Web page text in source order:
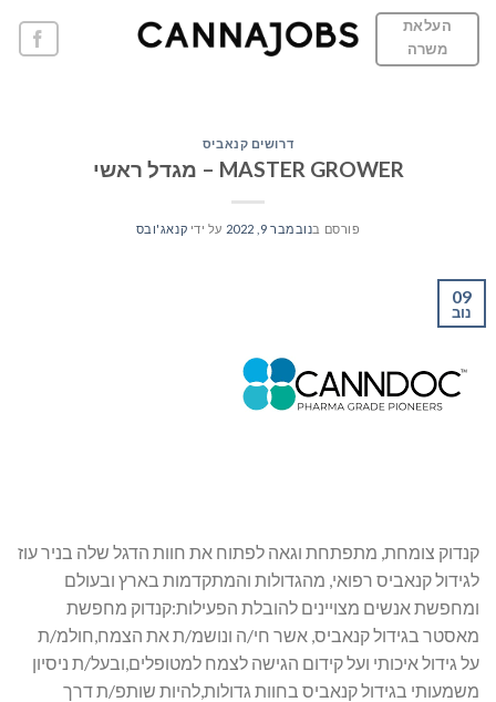
Skip
content
העלאת
משרה
דרושים קנאביס
MASTER GROWER – מגדל ראשי
פורסם בנובמבר 9, 2022 על ידי קנאג'ובס
09
נוב
קנדוק צומחת, מתפתחת וגאה לפתוח את חוות הדגל שלה בניר עוז
לגידול קנאביס רפואי, מהגדולות והמתקדמות בארץ ובעולם
ומחפשת אנשים מצויינים להובלת הפעילות:קנדוק מחפשת
מאסטר בגידול קנאביס, אשר חי/ה ונושמ/ת את הצמח,חולמ/ת
על גידול איכותי ועל קידום הגישה לצמח למטופלים,ובעל/ת ניסיון
משמעותי בגידול קנאביס בחוות גדולות,להיות שותפ/ת דרך